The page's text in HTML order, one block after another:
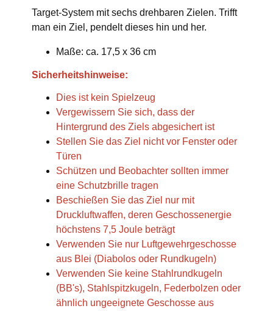
Target-System mit sechs drehbaren Zielen. Trifft
man ein Ziel, pendelt dieses hin und her.
Maße: ca. 17,5 x 36 cm
Sicherheitshinweise:
Dies ist kein Spielzeug
Vergewissern Sie sich, dass der
Hintergrund des Ziels abgesichert ist
Stellen Sie das Ziel nicht vor Fenster oder
Türen
Schützen und Beobachter sollten immer
eine Schutzbrille tragen
Beschießen Sie das Ziel nur mit
Druckluftwaffen, deren Geschossenergie
höchstens 7,5 Joule beträgt
Verwenden Sie nur Luftgewehrgeschosse
aus Blei (Diabolos oder Rundkugeln)
Verwenden Sie keine Stahlrundkugeln
(BB's), Stahlspitzkugeln, Federbolzen oder
ähnlich ungeeignete Geschosse aus